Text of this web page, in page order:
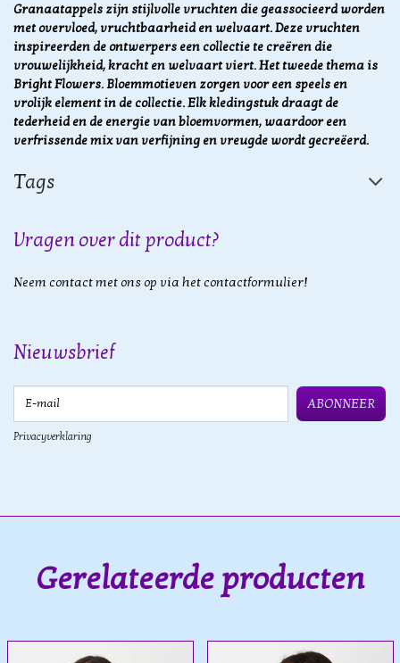
Granaatappels zijn stijlvolle vruchten die geassocieerd worden
met overvloed, vruchtbaarheid en welvaart. Deze vruchten
inspireerden de ontwerpers een collectie te creëren die
vrouwelijkheid, kracht en welvaart viert. Het tweede thema is
Bright Flowers. Bloemmotieven zorgen voor een speels en
vrolijk element in de collectie. Elk kledingstuk draagt de
tederheid en de energie van bloemvormen, waardoor een
verfrissende mix van verfijning en vreugde wordt gecreëerd.
Tags
Vragen over dit product?
Neem contact met ons op via het contactformulier!
Nieuwsbrief
ABONNEER
Privacyverklaring
Gerelateerde producten